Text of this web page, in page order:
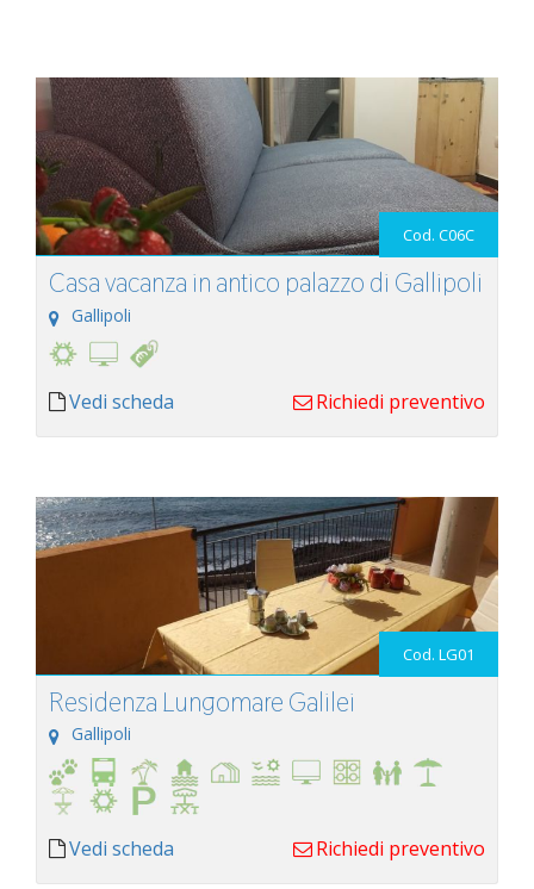
Cod. C06C
Casa vacanza in antico palazzo di Gallipoli
Gallipoli
Vedi scheda Richiedi preventivo
Cod. LG01
Residenza Lungomare Galilei
Gallipoli
Vedi scheda Richiedi preventivo